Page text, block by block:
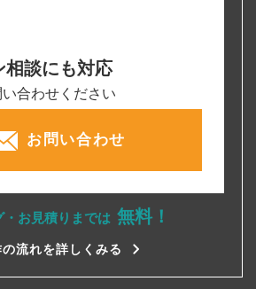
相談にも対応
合わせください
お問い合わせ
・お見積りまでは 無料！
流れを詳しくみる